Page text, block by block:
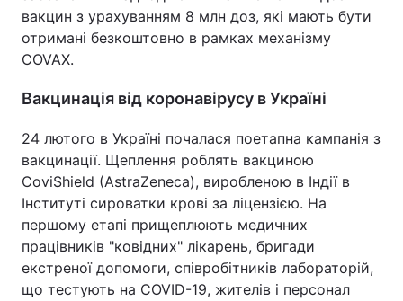
вакцин з урахуванням 8 млн доз, які мають бути
отримані безкоштовно в рамках механізму
COVAX.
Вакцинація від коронавірусу в Україні
24 лютого в Україні почалася поетапна кампанія з
вакцинації. Щеплення роблять вакциною
CoviShield (AstraZeneca), виробленою в Індії в
Інституті сироватки крові за ліцензією. На
першому етапі прищеплюють медичних
працівників "ковідних" лікарень, бригади
екстреної допомоги, співробітників лабораторій,
що тестують на COVID-19, жителів і персонал